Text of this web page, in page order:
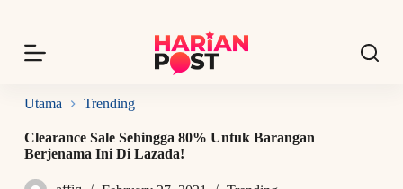
p
o
n
Utama Trending
Clearance Sale Sehingga 80% Untuk Barangan
Berjenama Ini Di Lazada!